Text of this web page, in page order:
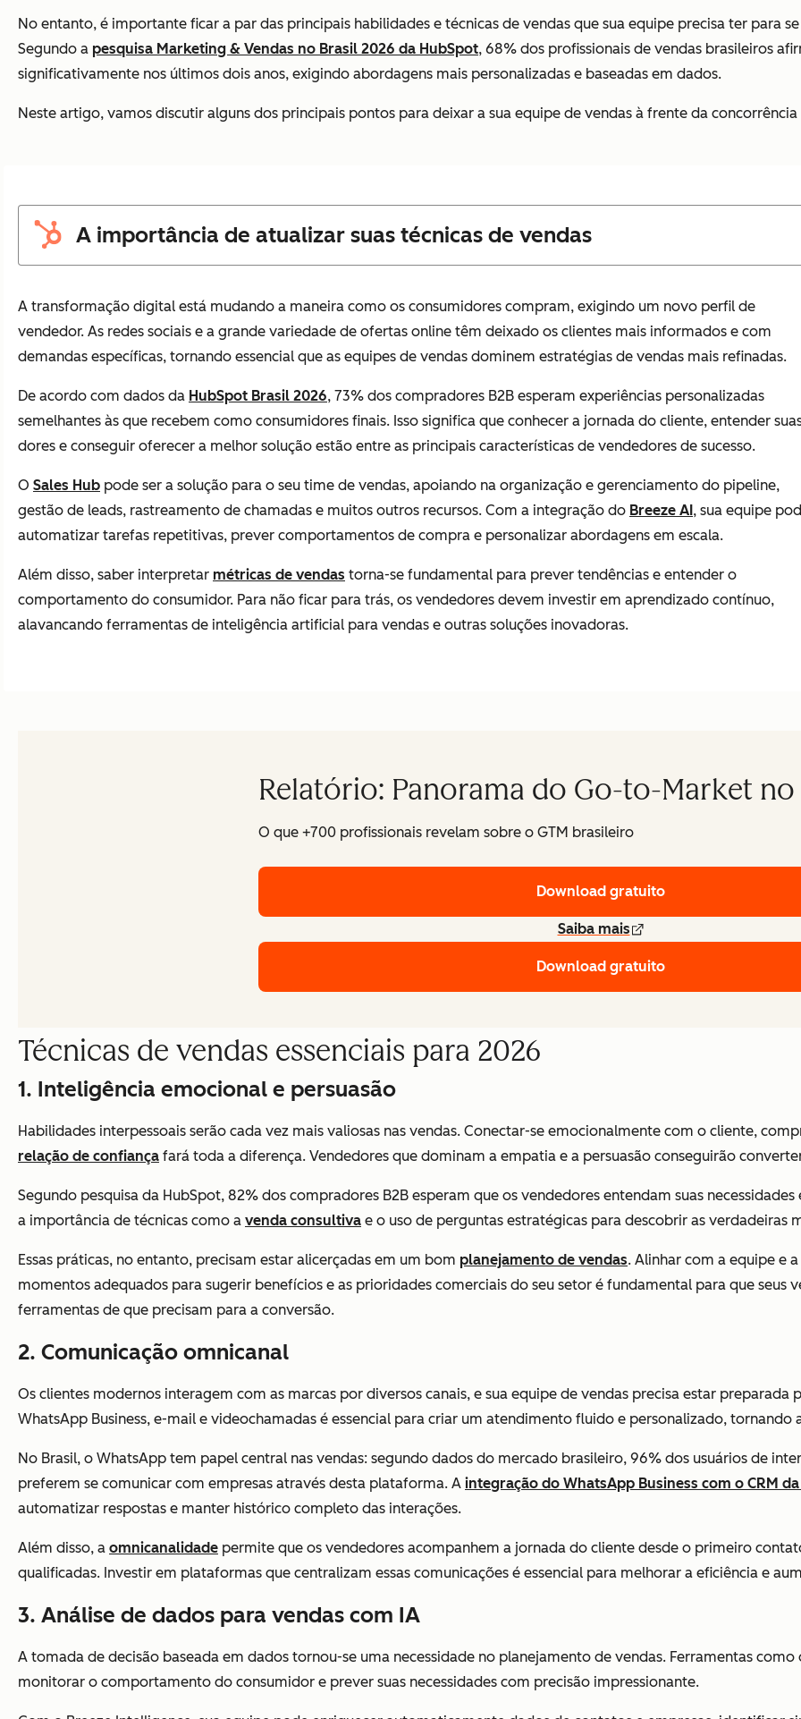
No entanto, é importante ficar a par das principais habilidades e técnicas de vendas que sua equipe precisa ter para
Segundo a pesquisa Marketing & Vendas no Brasil 2026 da HubSpot, 68% dos profissionais de vendas brasileiros
significativamente nos últimos dois anos, exigindo abordagens mais personalizadas e baseadas em dados.
Neste artigo, vamos discutir alguns dos principais pontos para deixar a sua equipe de vendas à frente da
A importância de atualizar suas técnicas de vendas
A transformação digital está mudando a maneira como os consumidores compram, exigindo um novo perfil de
vendedor. As redes sociais e a grande variedade de ofertas online têm deixado os clientes mais informados e com
demandas específicas, tornando essencial que as equipes de vendas dominem estratégias de vendas mais refinadas.
De acordo com dados da HubSpot Brasil 2026, 73% dos compradores B2B esperam experiências personalizadas
semelhantes às que recebem como consumidores finais. Isso significa que conhecer a jornada do cliente, entender
dores e conseguir oferecer a melhor solução estão entre as principais características de vendedores de sucesso.
O Sales Hub pode ser a solução para o seu time de vendas, apoiando na organização e gerenciamento do pipeline,
gestão de leads, rastreamento de chamadas e muitos outros recursos. Com a integração do Breeze AI, sua equipe
automatizar tarefas repetitivas, prever comportamentos de compra e personalizar abordagens em escala.
Além disso, saber interpretar métricas de vendas torna-se fundamental para prever tendências e entender o
comportamento do consumidor. Para não ficar para trás, os vendedores devem investir em aprendizado contínuo,
alavancando ferramentas de inteligência artificial para vendas e outras soluções inovadoras.
Relatório: Panorama do Go-to-Market no
O que +700 profissionais revelam sobre o GTM brasileiro
Download gratuito
Saiba mais
Download gratuito
Técnicas de vendas essenciais para 2026
1. Inteligência emocional e persuasão
Habilidades interpessoais serão cada vez mais valiosas nas vendas. Conectar-se emocionalmente com o cliente,
relação de confiança fará toda a diferença. Vendedores que dominam a empatia e a persuasão conseguirão
Segundo pesquisa da HubSpot, 82% dos compradores B2B esperam que os vendedores entendam suas
a importância de técnicas como a venda consultiva e o uso de perguntas estratégicas para descobrir as verdadeiras
Essas práticas, no entanto, precisam estar alicerçadas em um bom planejamento de vendas. Alinhar com a equipe e
momentos adequados para sugerir benefícios e as prioridades comerciais do seu setor é fundamental para que seus
ferramentas de que precisam para a conversão.
2. Comunicação omnicanal
Os clientes modernos interagem com as marcas por diversos canais, e sua equipe de vendas precisa estar
WhatsApp Business, e-mail e videochamadas é essencial para criar um atendimento fluido e personalizado,
No Brasil, o WhatsApp tem papel central nas vendas: segundo dados do mercado brasileiro, 96% dos usuários de
preferem se comunicar com empresas através desta plataforma. A integração do WhatsApp Business com o CRM
automatizar respostas e manter histórico completo das interações.
Além disso, a omnicanalidade permite que os vendedores acompanhem a jornada do cliente desde o primeiro
qualificadas. Investir em plataformas que centralizam essas comunicações é essencial para melhorar a eficiência e
3. Análise de dados para vendas com IA
A tomada de decisão baseada em dados tornou-se uma necessidade no planejamento de vendas. Ferramentas
monitorar o comportamento do consumidor e prever suas necessidades com precisão impressionante.